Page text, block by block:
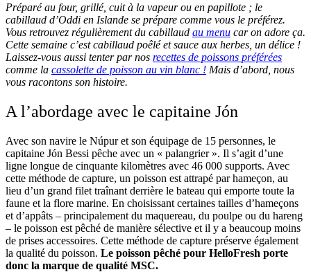
Préparé au four, grillé, cuit à la vapeur ou en papillote ; le
cabillaud d’Oddi en Islande se prépare comme vous le préférez.
Vous retrouvez régulièrement du cabillaud au menu car on adore ça.
Cette semaine c’est cabillaud poêlé et sauce aux herbes, un délice !
Laissez-vous aussi tenter par nos recettes de poissons préférées
comme la cassolette de poisson au vin blanc ! Mais d’abord, nous
vous racontons son histoire.
A l’abordage avec le capitaine Jón
Avec son navire le Núpur et son équipage de 15 personnes, le
capitaine Jón Bessi pêche avec un « palangrier ». Il s’agit d’une
ligne longue de cinquante kilomètres avec 46 000 supports. Avec
cette méthode de capture, un poisson est attrapé par hameçon, au
lieu d’un grand filet traînant derrière le bateau qui emporte toute la
faune et la flore marine. En choisissant certaines tailles d’hameçons
et d’appâts – principalement du maquereau, du poulpe ou du hareng
– le poisson est pêché de manière sélective et il y a beaucoup moins
de prises accessoires. Cette méthode de capture préserve également
la qualité du poisson. Le poisson pêché pour HelloFresh porte
donc la marque de qualité MSC.